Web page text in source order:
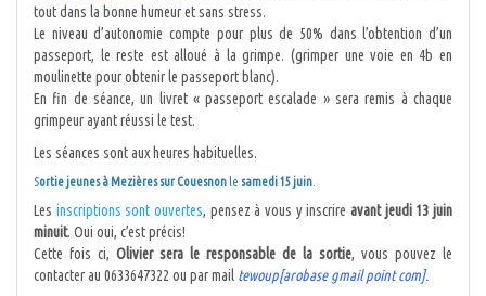
tout dans la bonne humeur et sans stress.
Le niveau d’autonomie compte pour plus de 50% dans l’obtention d’un
passeport, le reste est alloué à la grimpe. (grimper une voie en 4b en
moulinette pour obtenir le passeport blanc).
En fin de séance, un livret « passeport escalade » sera remis à chaque
grimpeur ayant réussi le test.
Les séances sont aux heures habituelles.
Sortie jeunes à Mezières sur Couesnon le samedi 15 juin
Les inscriptions sont ouvertes, pensez à vous y inscrireavant jeudi 13 juin
minuit. Oui oui, c’est précis!
Cette fois ci, Olivier sera le responsable de la sortie, vous pouvez le
contacter au 0633647322 ou par mail tewoup[arobase gmail point com].